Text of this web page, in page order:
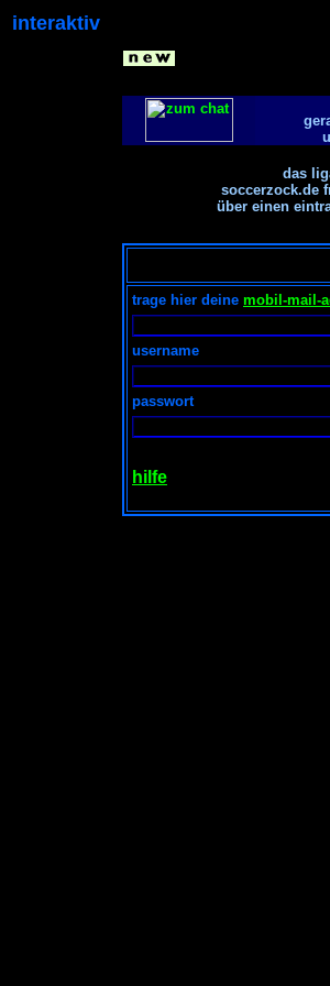
interaktiv
das
soccerzock.de
über einen
trage hier deine mobil-mail-
username
passwort
hilfe